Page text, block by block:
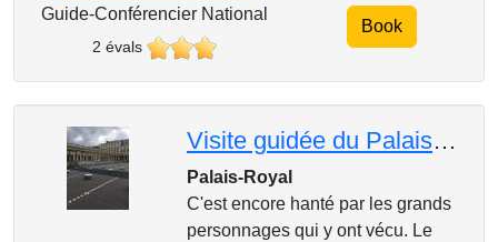
Guide-Conférencier National
2 évals
Book
Visite guidée du Palais-Royal
Palais-Royal
C'est encore hanté par les grands
personnages qui y ont vécu. Le